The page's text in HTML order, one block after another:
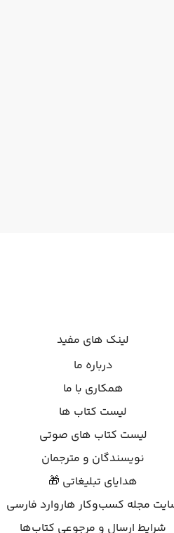
لینک های مفید
درباره ما
همکاری با ما
لیست کتاب ها
لیست کتاب های صوتی
نویسندگان و مترجمان
هدایای تبلیغاتی 🎁
مجله کسب‌وکار هاروارد فارسی
شرایط ارسال و مرجوعی کتاب‌ها